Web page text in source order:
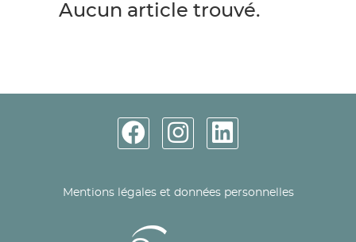
Aucun article trouvé.
Mentions légales et données personnelles